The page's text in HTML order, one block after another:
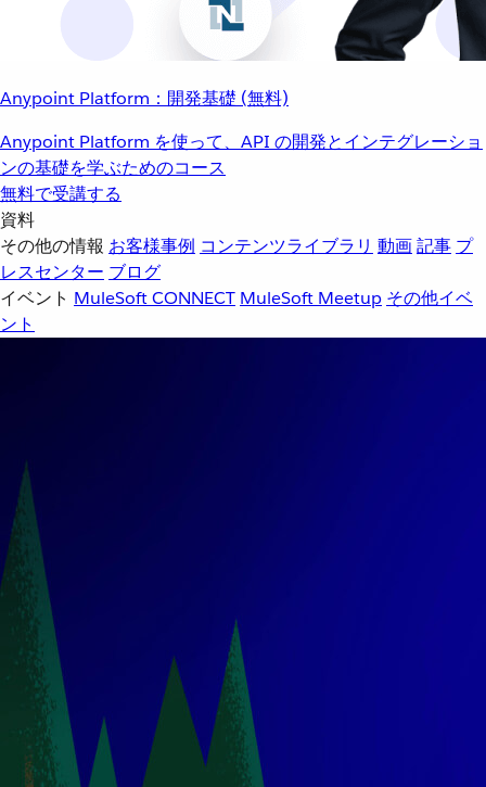
Anypoint Platform：開発基礎 (無料)
Anypoint Platform を使って、API の開発とインテグレーショ
ンの基礎を学ぶためのコース
無料で受講する
資料
その他の情報 お客様事例 コンテンツライブラリ 動画記事 プ
レスセンター ブログ
イベント MuleSoft CONNECT MuleSoft Meetup その他イベ
ント